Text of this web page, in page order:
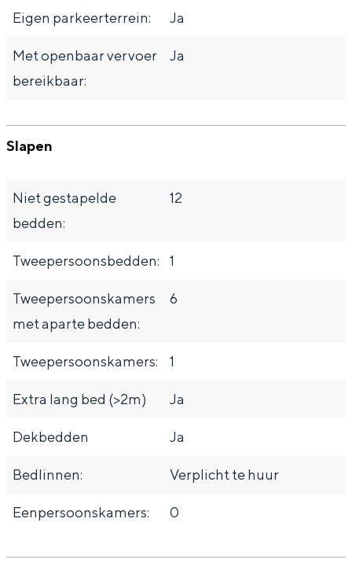
Eigen parkeerterrein: Ja
Met openbaar vervoer
bereikbaar:
Ja
Slapen
Niet gestapelde
bedden:
12
Tweepersoonsbedden: 1
Tweepersoonskamers
met aparte bedden:
6
Tweepersoonskamers: 1
Extra lang bed (>2m) Ja
Dekbedden Ja
Bedlinnen: Verplicht te huur
Eenpersoonskamers: 0